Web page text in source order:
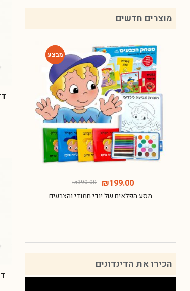
מוצרים חדשים
-49%
-49%
₪390.00 ₪199.00
מסע הפלאים של יודי חמודי והצבעים
הכירו את הדינדונים